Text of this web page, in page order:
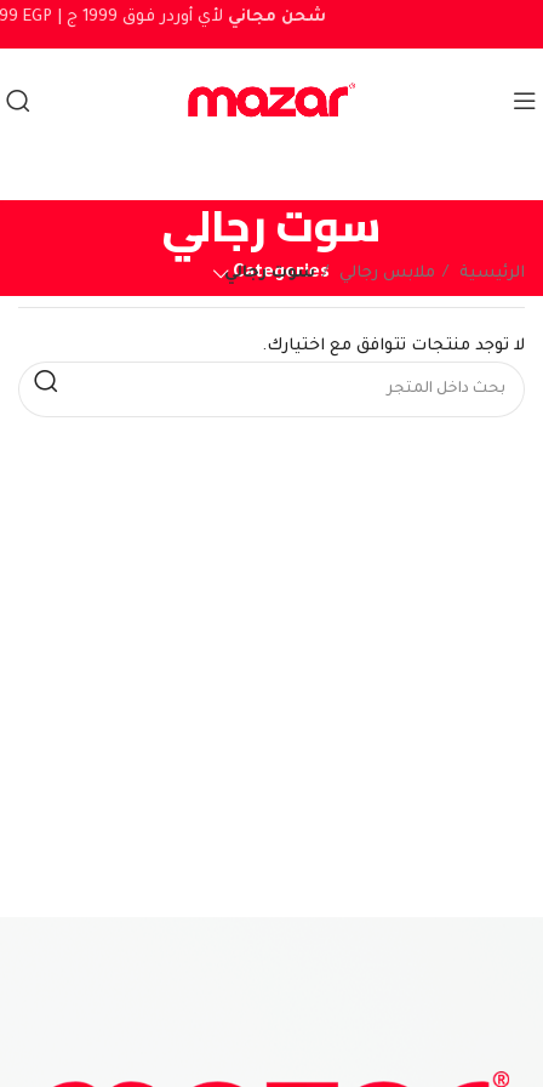
سوت رجالي
Categories الرئيسية ملابس رجالي سوت رجالي
لا توجد منتجات تتوافق مع اختيارك.
EGP | شحن مجانيلأي أوردر فوق 1999 ج